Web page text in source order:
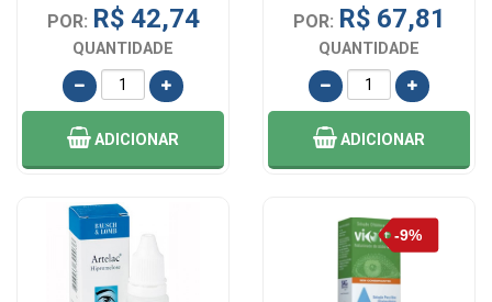
POR: R$ 42,74
QUANTIDADE
ADICIONAR
POR: R$ 67,81
QUANTIDADE
ADICIONAR